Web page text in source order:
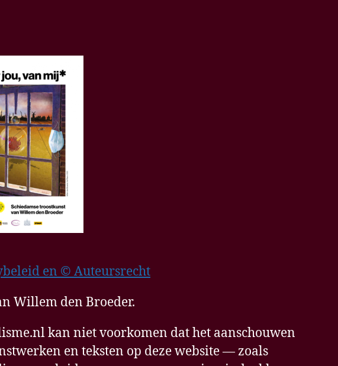
en © Auteursrecht
Willem den Broeder.
kan niet voorkomen dat het aanschouwen
en teksten op deze website — zoals